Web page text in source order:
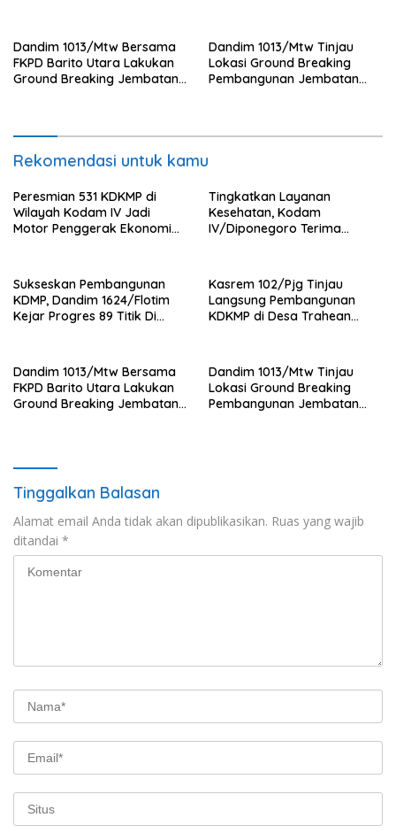
Dandim 1013/Mtw Bersama
FKPD Barito Utara Lakukan
Ground Breaking Jembatan
Dandim 1013/Mtw Tinjau
Lokasi Ground Breaking
Pembangunan Jembatan
Rekomendasi untuk kamu
Peresmian 531 KDKMP di
Wilayah Kodam IV Jadi
Motor Penggerak Ekonomi
Tingkatkan Layanan
Kesehatan, Kodam
IV/Diponegoro Terima
Sukseskan Pembangunan
KDMP, Dandim 1624/Flotim
Kejar Progres 89 Titik Di
Kasrem 102/Pjg Tinjau
Langsung Pembangunan
KDKMP di Desa Trahean
Dandim 1013/Mtw Bersama
FKPD Barito Utara Lakukan
Ground Breaking Jembatan
Dandim 1013/Mtw Tinjau
Lokasi Ground Breaking
Pembangunan Jembatan
Tinggalkan Balasan
Alamat email Anda tidak akan dipublikasikan. Ruas yang wajib
ditandai *